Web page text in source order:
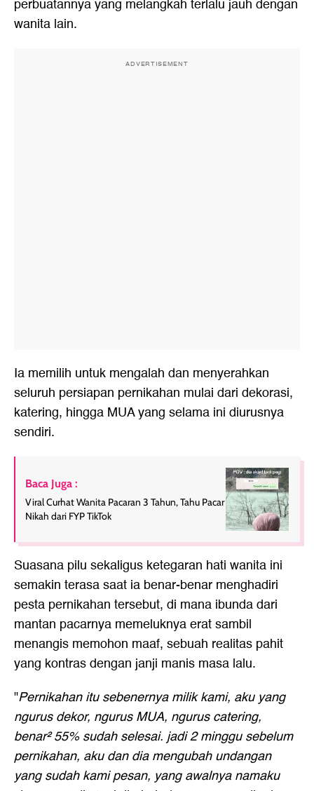
perbuatannya yang melangkah terlalu jauh dengan
wanita lain.
ADVERTISEMENT
Ia memilih untuk mengalah dan menyerahkan
seluruh persiapan pernikahan mulai dari dekorasi,
katering, hingga MUA yang selama ini diurusnya
sendiri.
Baca Juga :
Viral Curhat Wanita Pacaran 3 Tahun, Tahu Pacar
Nikah dari FYP TikTok
Suasana pilu sekaligus ketegaran hati wanita ini
semakin terasa saat ia benar-benar menghadiri
pesta pernikahan tersebut, di mana ibunda dari
mantan pacarnya memeluknya erat sambil
menangis memohon maaf, sebuah realitas pahit
yang kontras dengan janji manis masa lalu.
"Pernikahan itu sebenernya milik kami, aku yang
ngurus dekor, ngurus MUA, ngurus catering,
benar² 55% sudah selesai. jadi 2 minggu sebelum
pernikahan, aku dan dia mengubah undangan
yang sudah kami pesan, yang awalnya namaku